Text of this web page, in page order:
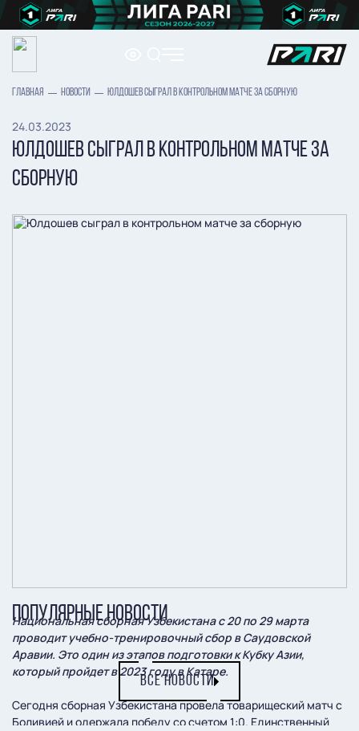
ГЛАВНАЯ НОВОСТИ ЮЛДОШЕВ СЫГРАЛ В КОНТРОЛЬНОМ МАТЧЕ ЗА СБОРНУЮ
24.03.2023
ЮЛДОШЕВ СЫГРАЛ В КОНТРОЛЬНОМ МАТЧЕ ЗА
СБОРНУЮ
Национальная сборная Узбекистана с 20 по 29 марта
проводит учебно-тренировочный сбор в Саудовской
Аравии. Это один из этапов подготовки к Кубку Азии,
который пройдет в 2023 году в Катаре.
Сегодня сборная Узбекистана провела товарищеский матч с
Боливией и одержала победу со счетом 1:0. Единственный
ПОПУЛЯРНЫЕ НОВОСТИ
ВСЕ НОВОСТИ